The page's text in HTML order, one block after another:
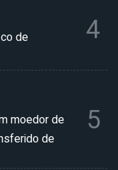
de
4
moedor de
de
5